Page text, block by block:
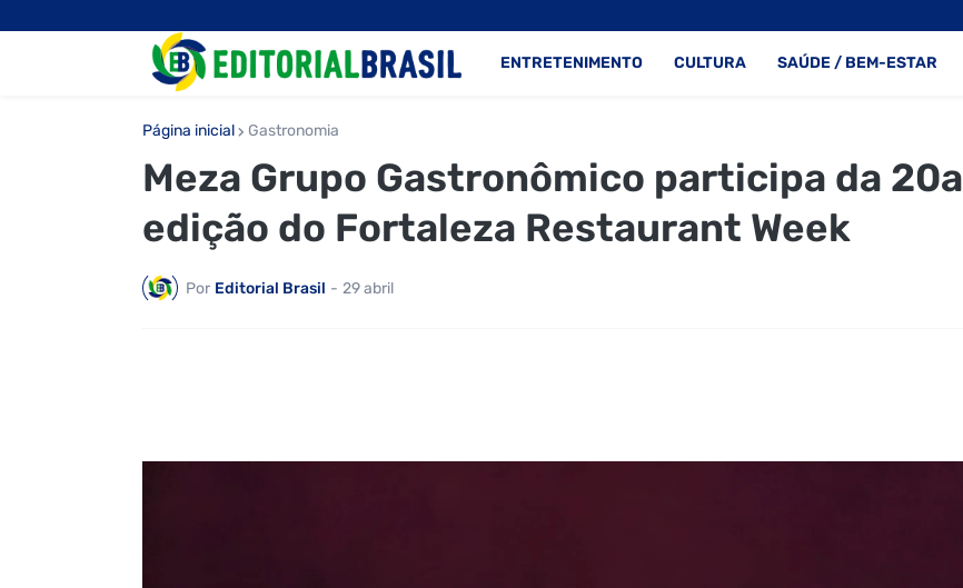
ENTRETENIMENTO CULTURA SAÚDE / BEM-ESTAR
Página inicial Gastronomia
Meza Grupo Gastronômico participa da 20a
edição do Fortaleza Restaurant Week
Por Editorial Brasil - 29 abril